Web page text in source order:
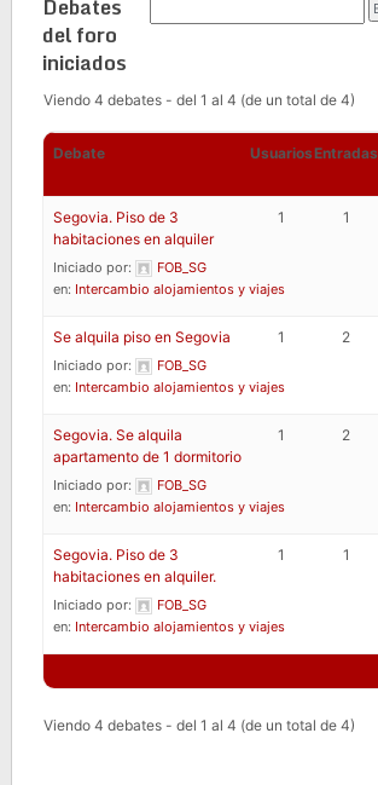
Debates
del foro
iniciados
Viendo 4 debates - del 1 al 4 (de un total de 4)
Debate Usuarios Entradas
Segovia. Piso de 3
habitaciones en alquiler
Iniciado por:
FOB_SG
en: Intercambio alojamientos y viajes
1 1
Se alquila piso en Segovia
Iniciado por:
FOB_SG
en: Intercambio alojamientos y viajes
1 2
Segovia. Se alquila
apartamento de 1 dormitorio
Iniciado por:
FOB_SG
en: Intercambio alojamientos y viajes
1 2
Segovia. Piso de 3
habitaciones en alquiler.
Iniciado por:
FOB_SG
en: Intercambio alojamientos y viajes
1 1
Viendo 4 debates - del 1 al 4 (de un total de 4)